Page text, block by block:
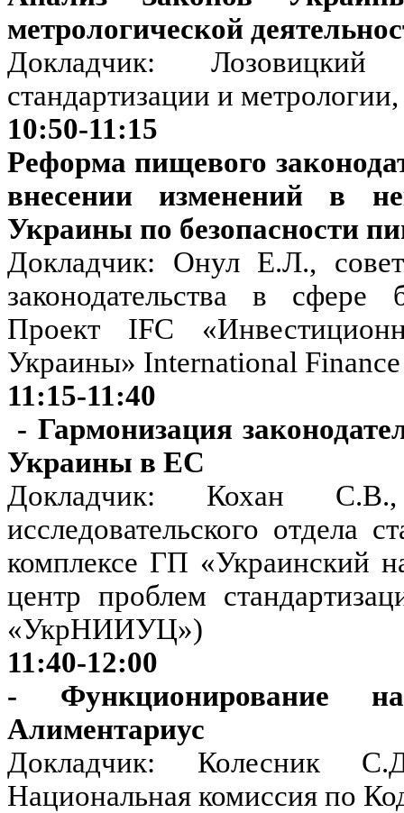
метрологической
Докладчик:
стандартизации и
10:50-11:15
Реформа пищевого
внесении изменений в
Украины по безопасности
Докладчик: Онул Е.Л.,
законодательства в сфере
Проект IFC
Украины» International Finance
11:15-11:40
- Гармонизация
Украины в ЕС
Докладчик: Кохан
исследовательского отдела
комплексе ГП «Украинский
центр проблем
«УкрНИИУЦ»)
11:40-12:00
- Функционирование
Алиментариус
Докладчик: Колесник
Национальная комиссия по